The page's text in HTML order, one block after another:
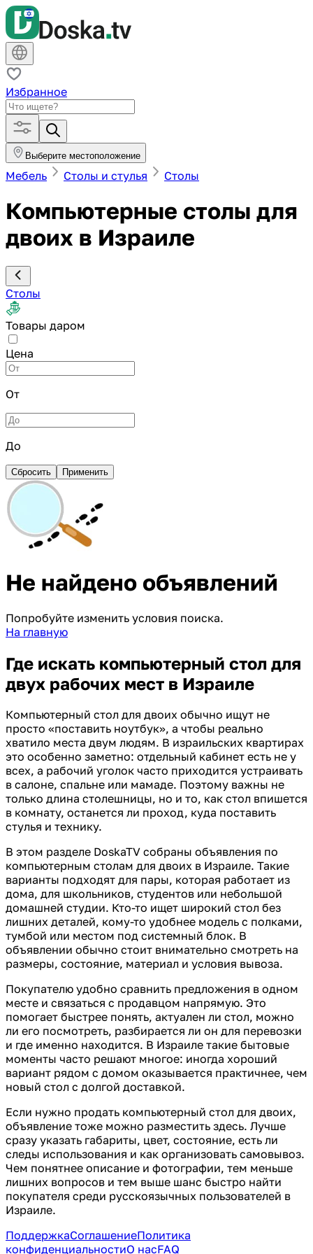
Избранное
Выберите местоположение
Мебель Столы и стулья Столы
Компьютерные столы для
двоих в Израиле
Столы
Товары даром
Цена
От
До
Сбросить Применить
Не найдено объявлений
Попробуйте изменить условия поиска.
На главную
Где искать компьютерный стол для
двух рабочих мест в Израиле
Компьютерный стол для двоих обычно ищут не
просто «поставить ноутбук», а чтобы реально
хватило места двум людям. В израильских квартирах
это особенно заметно: отдельный кабинет есть не у
всех, а рабочий уголок часто приходится устраивать
в салоне, спальне или мамаде. Поэтому важны не
только длина столешницы, но и то, как стол впишется
в комнату, останется ли проход, куда поставить
стулья и технику.
В этом разделе DoskaTV собраны объявления по
компьютерным столам для двоих в Израиле. Такие
варианты подходят для пары, которая работает из
дома, для школьников, студентов или небольшой
домашней студии. Кто-то ищет широкий стол без
лишних деталей, кому-то удобнее модель с полками,
тумбой или местом под системный блок. В
объявлении обычно стоит внимательно смотреть на
размеры, состояние, материал и условия вывоза.
Покупателю удобно сравнить предложения в одном
месте и связаться с продавцом напрямую. Это
помогает быстрее понять, актуален ли стол, можно
ли его посмотреть, разбирается ли он для перевозки
и где именно находится. В Израиле такие бытовые
моменты часто решают многое: иногда хороший
вариант рядом с домом оказывается практичнее, чем
новый стол с долгой доставкой.
Если нужно продать компьютерный стол для двоих,
объявление тоже можно разместить здесь. Лучше
сразу указать габариты, цвет, состояние, есть ли
следы использования и как организовать самовывоз.
Чем понятнее описание и фотографии, тем меньше
лишних вопросов и тем выше шанс быстро найти
покупателя среди русскоязычных пользователей в
Израиле.
ПоддержкаСоглашениеПолитика
конфиденциальностиО насFAQ